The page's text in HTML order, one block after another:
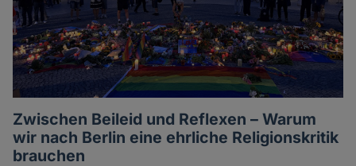
Zwischen Beileid und Reflexen – Warum
wir nach Berlin eine ehrliche Religionskritik
brauchen